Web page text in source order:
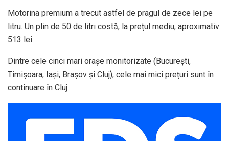
Motorina premium a trecut astfel de pragul de zece lei pe
litru. Un plin de 50 de litri costă, la prețul mediu, aproximativ
513 lei.
Dintre cele cinci mari orașe monitorizate (București,
Timișoara, Iași, Brașov și Cluj), cele mai mici prețuri sunt în
continuare în Cluj.